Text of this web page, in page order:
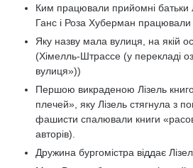
Ким працювали прийомні батьки
Ганс і Роза Хуберман
Яку назву мала вулиця, на якій
(Хімелль-Штрассе (у перекладі
вулиця»))
Першою викраденою Лізель
плечей», яку Лізель стягнула з
фашисти спалювали книги
авторів).
Дружина бургомістра віддає